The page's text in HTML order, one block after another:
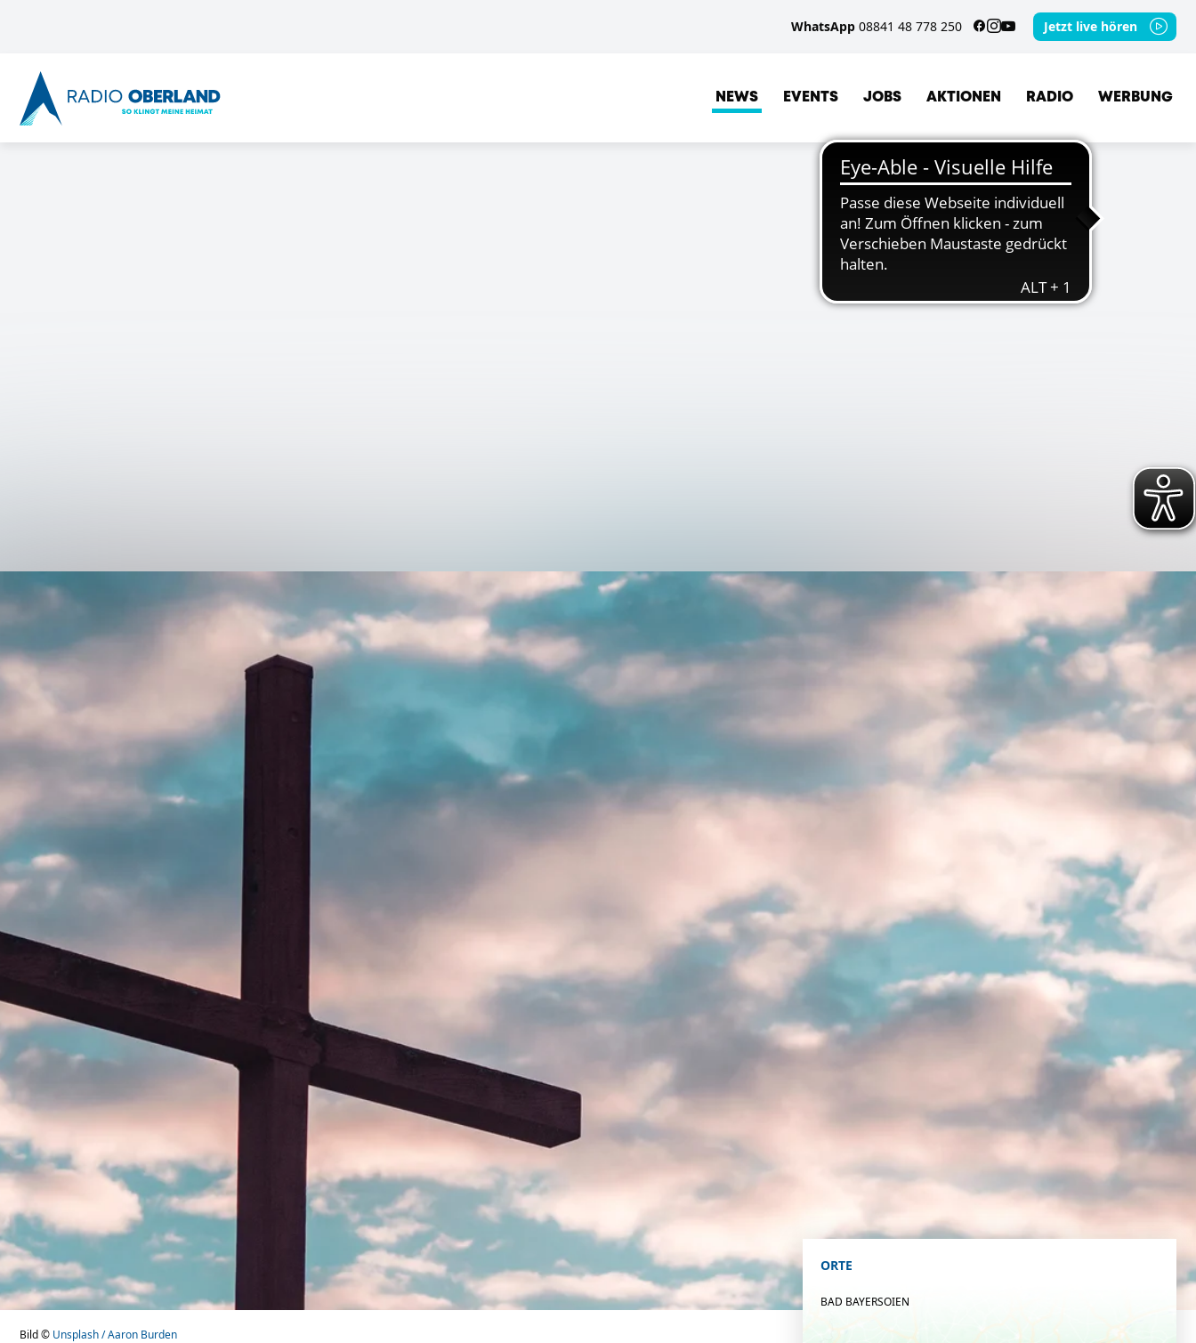
WhatsApp 08841 48 778 250 Jetzt live hören
NEWS EVENTS JOBS AKTIONEN RADIO WERBUNG
Bild © Unsplash / Aaron Burden
ORTE
BAD BAYERSOIEN